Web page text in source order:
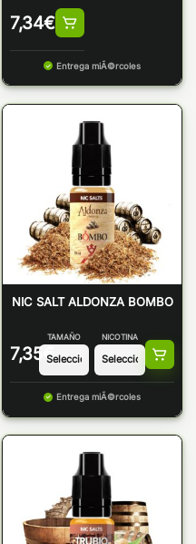
7,34€
Entrega miÃ©rcoles
NIC SALT ALDONZA BOMBO
7,35 €
TAMAÑO NICOTINA
Entrega miÃ©rcoles